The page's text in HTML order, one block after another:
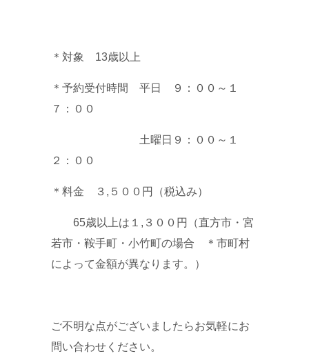
＊対象 13歳以上
＊予約受付時間 平日 ９：００～１
７：００
土曜日９：００～１
２：００
＊料金 ３,５００円（税込み）
65歳以上は１,３００円（直方市・宮
若市・鞍手町・小竹町の場合 ＊市町村
によって金額が異なります。）
ご不明な点がございましたらお気軽にお
問い合わせください。